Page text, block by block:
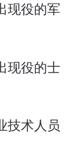
现役的军
现役的士
技术人员